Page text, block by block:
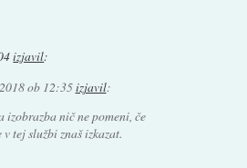
izjavil:
ob 12:35izjavil:
izobrazba nič ne pomeni, če
tej službi znaš izkazat.